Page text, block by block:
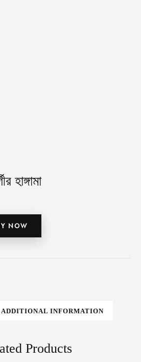
হাঙ্গামা
NOW
ADDITIONAL INFORMATION
Products